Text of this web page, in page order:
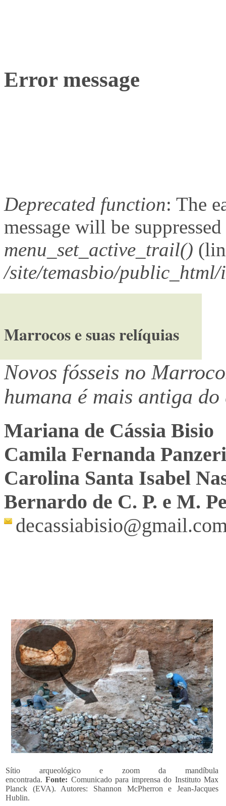
Error message
Deprecated function: The
message will be
menu_set_active_trail()
/site/temasbio/
Marrocos e suas relíquias
Novos fósseis no
humana é mais antiga do
Mariana de Cássia Bisio
Camila Fernanda Panzeri
Carolina Santa Isabel
Bernardo de C. P. e M.
Sítio arqueológico e zoom da mandíbula
encontrada.Fonte: Comunicado para imprensa do Instituto Max
Planck (EVA). Autores: Shannon McPherron e Jean-Jacques
Hublin.